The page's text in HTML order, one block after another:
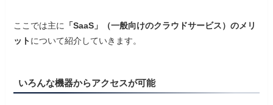
ここでは主に
「SaaS」（一般向けのクラウドサービス）のメリ
ットについて紹介していきます。
いろんな機器からアクセスが可能